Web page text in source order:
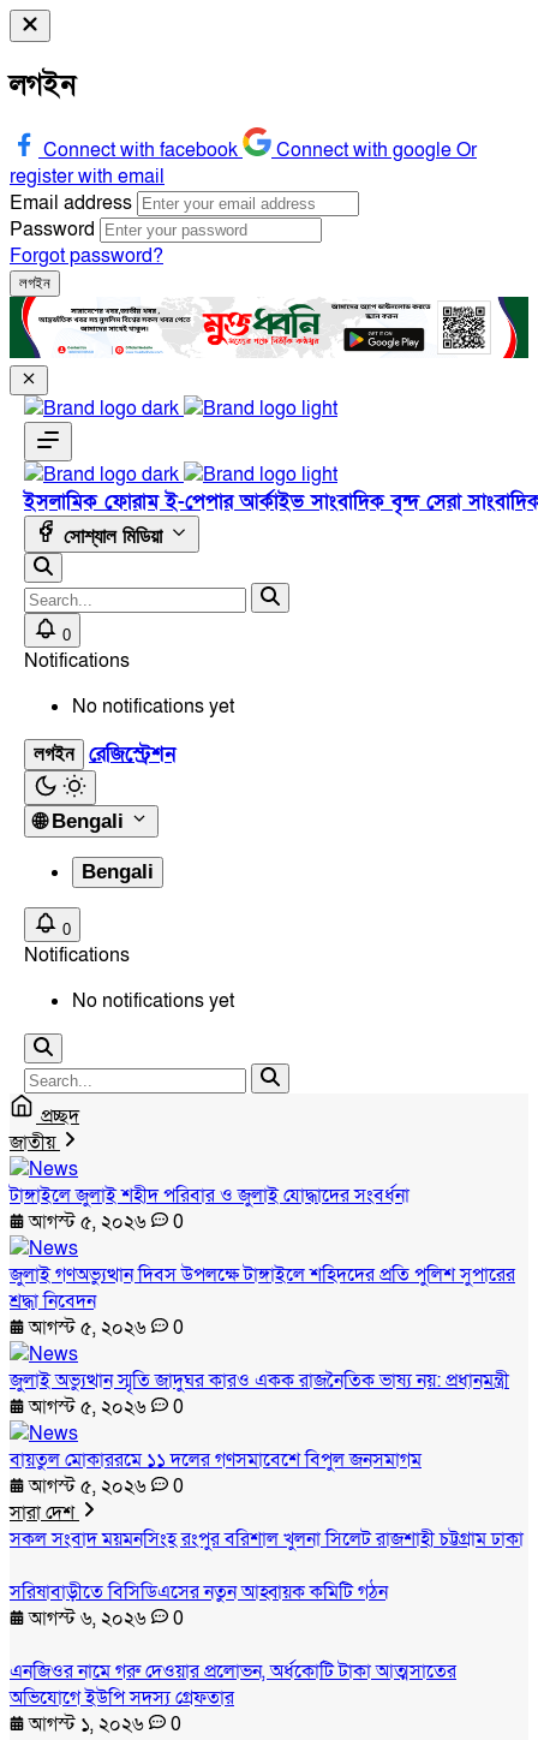
লগইন
Connect with facebook Connect with googleOr
register with email
Email address
Password
Forgot password?
লগইন
ইসলামিক ফোরামই-পেপারআর্কাইভসাংবাদিক বৃন্দসেরা
সোশ্যাল মিডিয়া
0
Notifications
No notifications yet
লগইন রেজিস্ট্রেশন
🌐 Bengali
Bengali
0
Notifications
No notifications yet
প্রচ্ছদ
জাতীয়
টাঙ্গাইলে জুলাই শহীদ পরিবার ও জুলাই যোদ্ধাদের সংবর্ধনা
আগস্ট ৫, ২০২৬
0
জুলাই গণঅভ্যুত্থান দিবস উপলক্ষে টাঙ্গাইলে শহিদদের প্রতি পুলিশ সুপারের
শ্রদ্ধা নিবেদন
আগস্ট ৫, ২০২৬
0
জুলাই অভ্যুত্থান স্মৃতি জাদুঘর কারও একক রাজনৈতিক ভাষ্য নয়: প্রধানমন্ত্রী
আগস্ট ৫, ২০২৬
0
বায়তুল মোকাররমে ১১ দলের গণসমাবেশে বিপুল জনসমাগম
আগস্ট ৫, ২০২৬
0
সারা দেশ
সকল সংবাদময়মনসিংহরংপুরবরিশালখুলনাসিলেটরাজশাহীচট্টগ্রামঢাকা
সরিষাবাড়ীতে বিসিডিএসের নতুন আহ্বায়ক কমিটি গঠন
আগস্ট ৬, ২০২৬
0
এনজিওর নামে গরু দেওয়ার প্রলোভন, অর্ধকোটি টাকা আত্মসাতের
অভিযোগে ইউপি সদস্য গ্রেফতার
আগস্ট ১, ২০২৬
0